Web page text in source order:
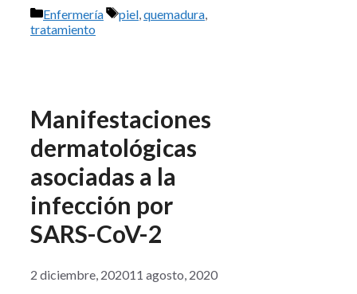
Categorías
Enfermería Etiquetas
piel quemadura
tratamiento
Manifestaciones
dermatológicas
asociadas a la
infección por
SARS-CoV-2
2 diciembre, 202011 agosto, 2020